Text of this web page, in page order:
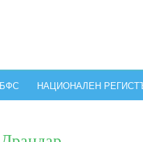
НАЦИОНАЛЕН